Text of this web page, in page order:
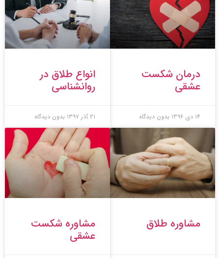
درمان شکست
عشقی
۱۴ دی ۱۳۹۶ بدون دیدگاه
انواع طلاق در
روانشناسی
۲۱ آذر ۱۳۹۷ بدون دیدگاه
مشاوره طلاق مشاوره شکست
عشقی